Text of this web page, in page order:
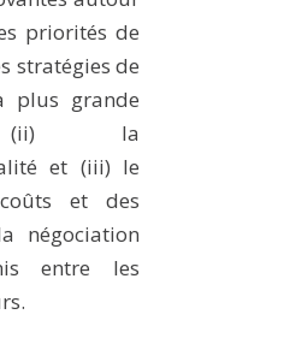
priorités de
stratégies de
plus grande
(ii) la
et (iii) le
et des
négociation
entre les